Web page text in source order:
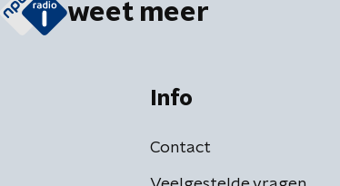
weet meer
Info
Contact